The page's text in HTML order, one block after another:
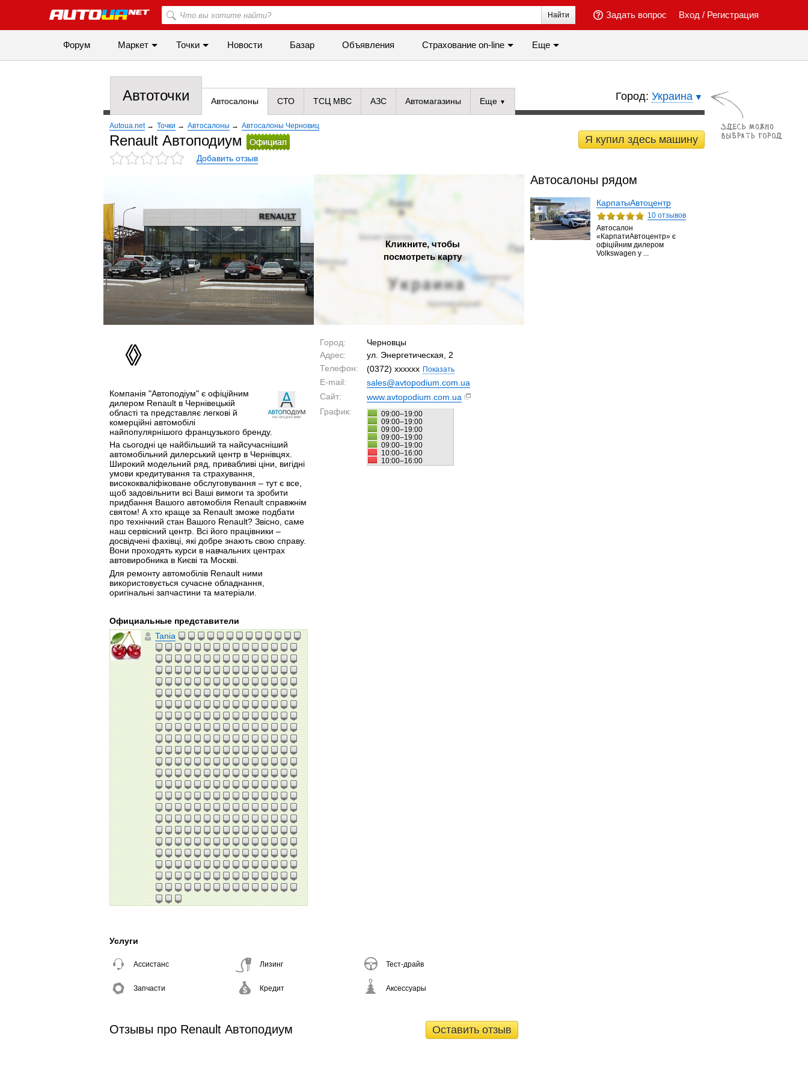
Вход / Регистрация
Задать вопрос
Найти
Форум Маркет Точки Новости Базар Объявления Cтрахование on-line Еще
Город: Украина
Автоточки Автосалоны СТО ТСЦ МВС АЗС Автомагазины Еще
Autoua.net → Точки → Автосалоны → Автосалоны Черновиц
Я купил здесь машину
Renault Автоподиум
Добавить отзыв
Кликните, чтобы
посмотреть карту
Город:
Черновцы
Адрес:
ул. Энергетическая, 2
Телефон:
(0372) xxxxxx Показать
E-mail:
sales@avtopodium.com.ua
Сайт:
www.avtopodium.com.ua
График:
09:00–19:00
09:00–19:00
09:00–19:00
09:00–19:00
09:00–19:00
10:00–16:00
10:00–16:00
Компанія "Автоподіум" є офіційним
дилером Renault в Чернівецькій
області та представляє легкові й
комерційні автомобілі
найпопулярнішого французького бренду.
На сьогодні це найбільший та найсучасніший
автомобільний дилерський центр в Чернівцях.
Широкий модельний ряд, привабливі ціни, вигідні
умови кредитування та страхування,
висококваліфіковане обслуговування – тут є все,
щоб задовільнити всі Ваші вимоги та зробити
придбання Вашого автомобіля Renault справжнім
святом! А хто краще за Renault зможе подбати
про технічний стан Вашого Renault? Звісно, саме
наш сервісний центр. Всі його працівники –
досвідчені фахівці, які добре знають свою справу.
Вони проходять курси в навчальних центрах
автовиробника в Києві та Москві.
Для ремонту автомобілів Renault ними
використовується сучасне обладнання,
оригінальні запчастини та матеріали.
Официальные представители
Tania
Услуги
Ассистанс
Запчасти
Лизинг
Кредит
Тест-драйв
Аксессуары
Оставить отзыв
Отзывы про Renault Автоподиум
Автосалоны рядом
КарпатыАвтоцентр
10 отзывов
Автосалон
«КарпатиАвтоцентр» є
офіційним дилером
Volkswagen у ...